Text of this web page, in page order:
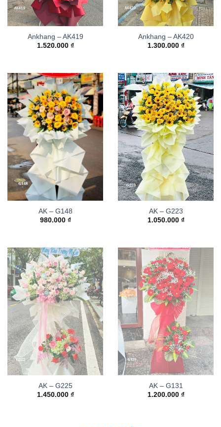
Ankhang – AK419
1.520.000 ₫
Ankhang – AK420
1.300.000 ₫
AK – G148
980.000 ₫
AK – G223
1.050.000 ₫
AK – G225
1.450.000 ₫
AK – G131
1.200.000 ₫